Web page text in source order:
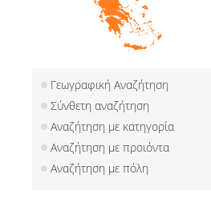
Γεωγραφική Αναζήτηση
Σύνθετη αναζήτηση
Αναζήτηση με κατηγορία
Αναζήτηση με προιόντα
Αναζήτηση με πόλη